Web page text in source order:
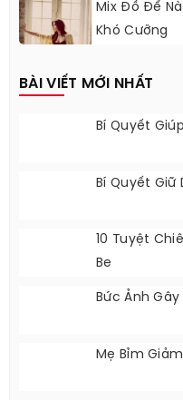
Mix Đồ Để
Khó Cưỡng
BÀI VIẾT MỚI NHẤT
Bí Quyết
Bí Quyết Giữ
10 Tuyệt
Be
Bức Ảnh
Mẹ Bỉm